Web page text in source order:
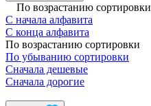
По возрастанию сортировки
С начала алфавита
С конца алфавита
По возрастанию сортировки
По убыванию сортировки
Сначала дешевые
Сначала дорогие